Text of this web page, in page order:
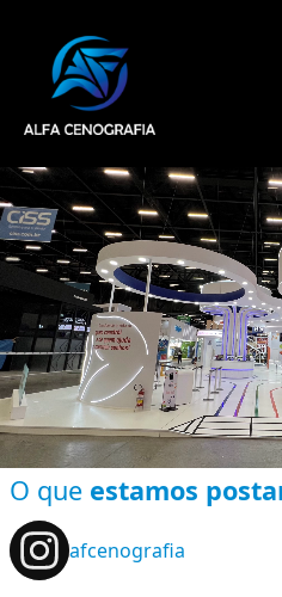
O que estamos
afcenografia